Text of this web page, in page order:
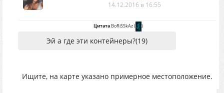
14.12.2016 в 16:55
ЦитатаBoRiSSkAz( )
Эй а где эти контейнеры?(19)
Ищите, на карте указано примерное местоположение.